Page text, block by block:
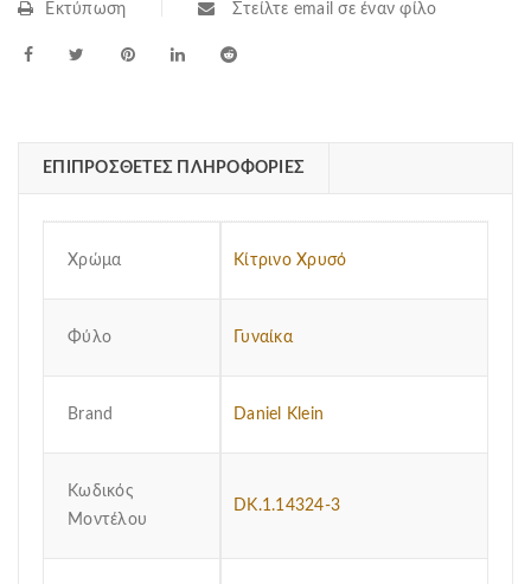
Εκτύπωση Στείλτε email σε έναν φίλο
ΕΠΙΠΡΌΣΘΕΤΕΣ ΠΛΗΡΟΦΟΡΊΕΣ
Χρώμα Κίτρινο Χρυσό
Φύλο Γυναίκα
Brand Daniel Klein
Κωδικός
Μοντέλου
DK.1.14324-3